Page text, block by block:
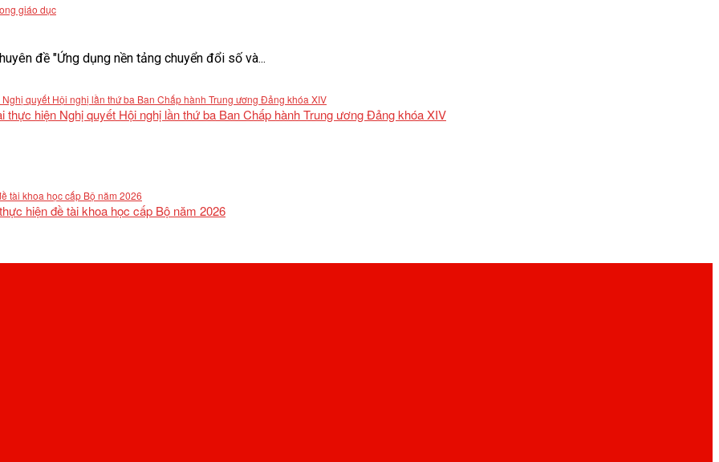
giáo dục
đề "Ứng dụng nền tảng chuyển đổi số và...
hiện Nghị quyết Hội nghị lần thứ ba Ban Chấp hành Trung ương Đảng khóa XIV
hiện đề tài khoa học cấp Bộ năm 2026